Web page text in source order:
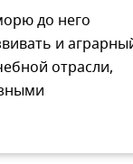
до него
и
отрасли,